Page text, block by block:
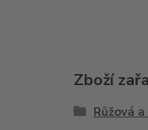
Zboží
Růžová